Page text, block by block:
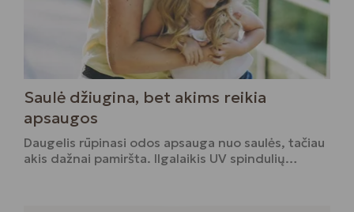
Saulė džiugina, bet akims reikia
apsaugos
Daugelis rūpinasi odos apsauga nuo saulės, tačiau
akis dažnai pamiršta. Ilgalaikis UV spindulių…